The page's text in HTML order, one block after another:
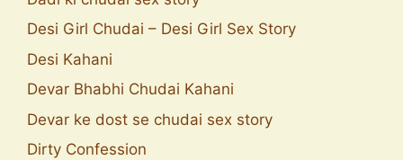
Desi Girl Chudai – Desi Girl Sex Story
Desi Kahani
Devar Bhabhi Chudai Kahani
Devar ke dost se chudai sex story
Dirty Confession